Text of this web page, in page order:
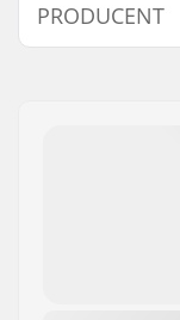
Driver side:
Vægt:
PRODUCENT